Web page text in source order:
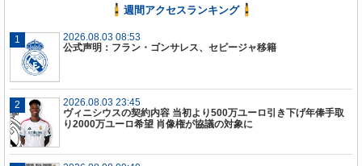
週間アクセスランキング
2026.08.03 08:53
公式声明：フラン・ゴンサレス、セビージャ移籍
2026.08.03 23:45
ヴィニシウスの契約内容 当初より500万ユーロ引き下げ年俸手取
り2000万ユーロ希望 肖像権が協議の対象に